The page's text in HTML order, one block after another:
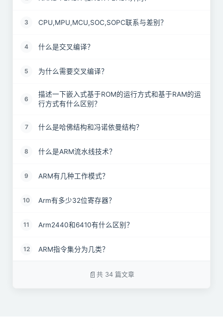
3 CPU,MPU,MCU,SOC,SOPC联系与差别？
4 什么是交叉编译？
5 为什么需要交叉编译？
6
描述一下嵌入式基于ROM的运行方式和基于RAM的运
行方式有什么区别？
7 什么是哈佛结构和冯诺依曼结构？
8 什么是ARM流水线技术？
9 ARM有几种工作模式？
10 Arm有多少32位寄存器？
11 Arm2440和6410有什么区别？
12 ARM指令集分为几类？
通用寄存器包括R0～R15，可以分为具体哪三类？
共 34 篇文章